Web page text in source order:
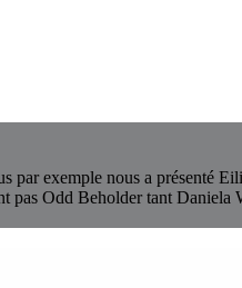
par exemple nous a présenté
Odd Beholder tant Daniela